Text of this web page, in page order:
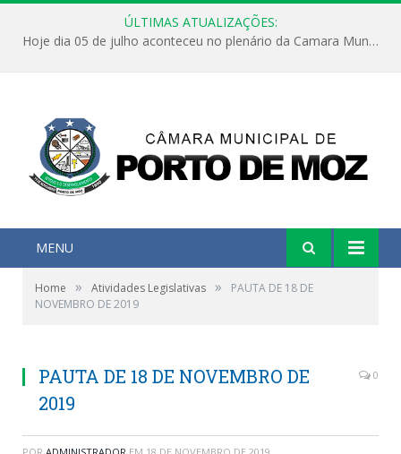
ÚLTIMAS ATUALIZAÇÕES:
Hoje dia 05 de julho aconteceu no plenário da Camara Municipal de Porto de Moz a Sessão Solene de Abertura dos Trabalhos Legislativos 2º Período da 23ª Legislatura
MENU
Home » Atividades Legislativas »
PAUTA DE 18 DE
NOVEMBRO DE 2019
PAUTA DE 18 DE NOVEMBRO DE
2019
0